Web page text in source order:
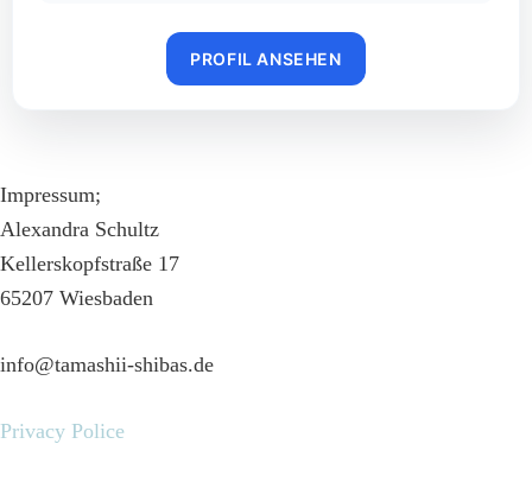
PROFIL ANSEHEN
Impressum;
Alexandra Schultz
Kellerskopfstraße 17
65207 Wiesbaden
info@tamashii-shibas.de
Privacy Police